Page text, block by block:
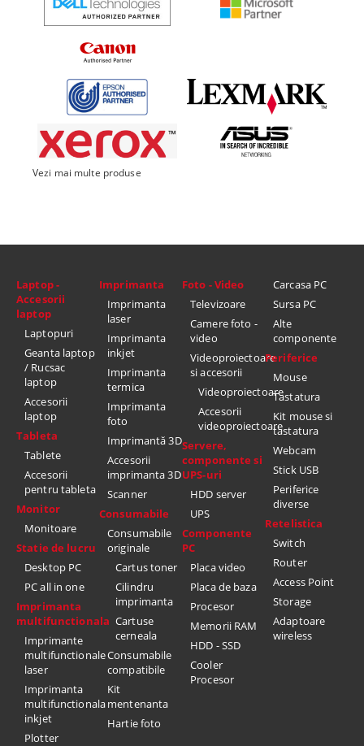
Vezi mai multe produse
Laptop -
Accesorii
laptop
Laptopuri
Geanta laptop
/ Rucsac
laptop
Accesorii
laptop
Tableta
Tablete
Accesorii
pentru tableta
Monitor
Monitoare
Statie de lucru
Desktop PC
PC all in one
Imprimanta
multifunctionala
Imprimante
multifunctionale
laser
Imprimanta
multifunctionala
inkjet
Plotter
Imprimanta
Imprimanta
laser
Imprimanta
inkjet
Imprimanta
termica
Imprimanta
foto
Imprimantă 3D
Accesorii
imprimanta 3D
Scanner
Consumabile
Consumabile
originale
Cartus toner
Cilindru
imprimanta
Cartuse
cerneala
Consumabile
compatibile
Kit
mentenanta
Hartie foto
Foto - Video
Televizoare
Camere foto -
video
Videoproiectoare
si accesorii
Videoproiectoare
Accesorii
videoproiectoare
Servere,
componente si
UPS-uri
HDD server
UPS
Componente
PC
Placa video
Placa de baza
Procesor
Memorii RAM
HDD - SSD
Cooler
Procesor
Carcasa PC
Sursa PC
Alte
componente
Periferice
Mouse
Tastatura
Kit mouse si
tastatura
Webcam
Stick USB
Periferice
diverse
Retelistica
Switch
Router
Access Point
Storage
Adaptoare
wireless